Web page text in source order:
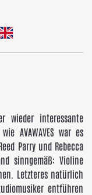
wieder interessante
AVAWAVES war es
Parry und Rebecca
sinngemäß: Violine
Letzteres natürlich
entführen